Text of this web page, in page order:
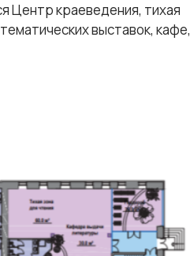
Центр краеведения, тихая
выставок, кафе,